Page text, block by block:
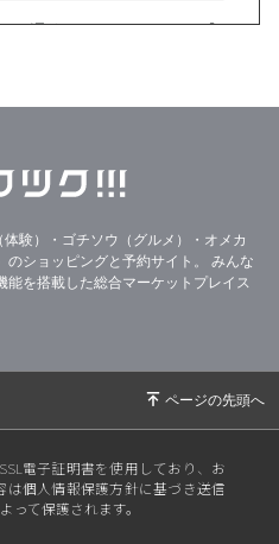
ぶ通信No.376/2026.3月号】
めくらぶ通信No.374/2026.1
りんごジュースのフードレス
ト】
【おぢやこめくらぶ通信No.3
了!】
験）・ゴチソウ（グルメ）・オメカ
ショッピングと予約サイト。
みんな
能を搭載した総合マーケットプレイス
電子証明書を使用しており、お
は個人情報保護方針に基づき送信
って保護されます。